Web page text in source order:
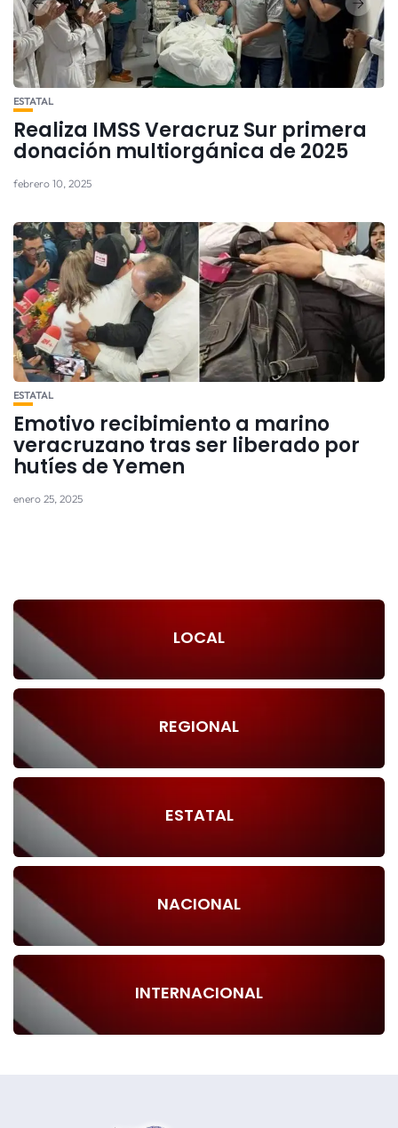
ESTATAL
Realiza IMSS Veracruz Sur primera
donación multiorgánica de 2025
febrero 10, 2025
ESTATAL
Emotivo recibimiento a marino
veracruzano tras ser liberado por
hutíes de Yemen
enero 25, 2025
LOCAL
REGIONAL
ESTATAL
NACIONAL
INTERNACIONAL